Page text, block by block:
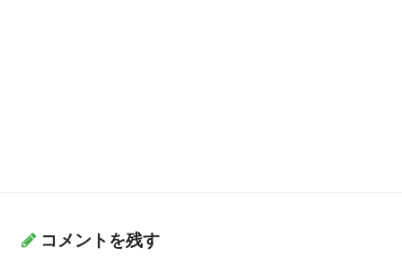
コメントを残す